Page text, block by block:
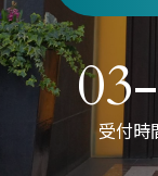
受付時